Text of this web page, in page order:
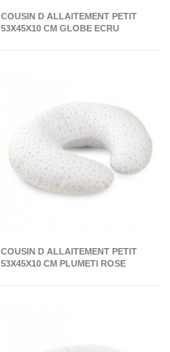
COUSIN D ALLAITEMENT PETIT
53X45X10 CM GLOBE ECRU
COUSIN D ALLAITEMENT PETIT
53X45X10 CM PLUMETI ROSE